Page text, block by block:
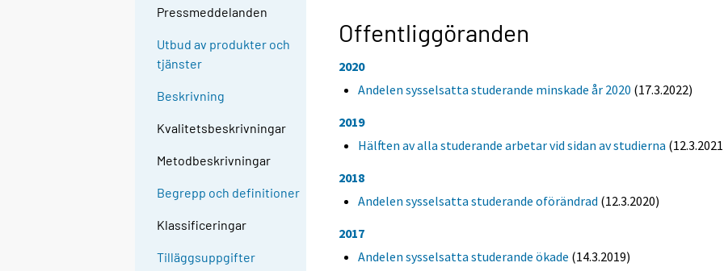
Pressmeddelanden
Utbud av produkter och
tjänster
Beskrivning
Kvalitetsbeskrivningar
Metodbeskrivningar
Begrepp och definitioner
Klassificeringar
Tilläggsuppgifter
Offentliggöranden
2020
Andelen sysselsatta studerande minskade år 2020 (17.3.2022)
2019
Hälften av alla studerande arbetar vid sidan av studierna
2018
Andelen sysselsatta studerande oförändrad (12.3.2020)
2017
Andelen sysselsatta studerande ökade (14.3.2019)